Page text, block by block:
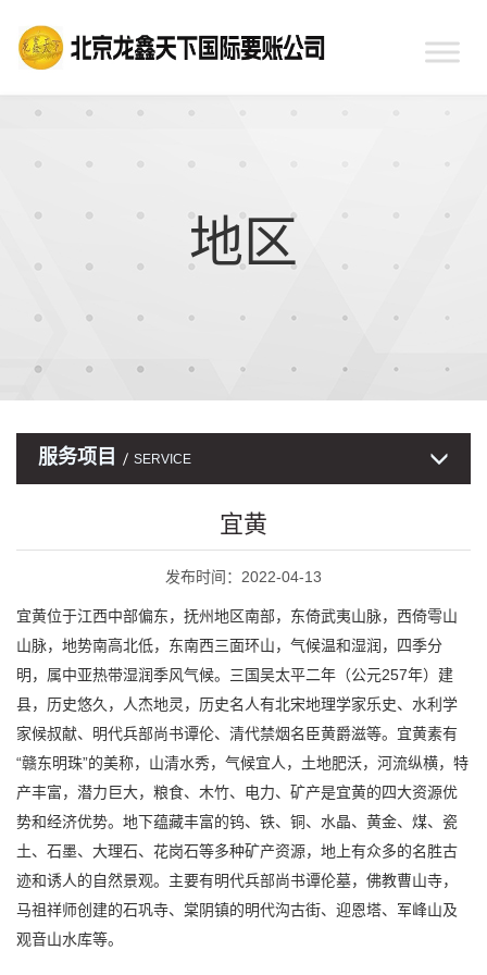
地区
服务项目 SERVICE
宜黄
发布时间：2022-04-13
宜黄位于江西中部偏东，抚州地区南部，东倚武夷山脉，西倚雩山
山脉，地势南高北低，东南西三面环山，气候温和湿润，四季分
明，属中亚热带湿润季风气候。三国吴太平二年（公元257年）建
县，历史悠久，人杰地灵，历史名人有北宋地理学家乐史、水利学
家候叔献、明代兵部尚书谭伦、清代禁烟名臣黄爵滋等。宜黄素有
“赣东明珠”的美称，山清水秀，气候宜人，土地肥沃，河流纵横，特
产丰富，潜力巨大，粮食、木竹、电力、矿产是宜黄的四大资源优
势和经济优势。地下蕴藏丰富的钨、铁、铜、水晶、黄金、煤、瓷
土、石墨、大理石、花岗石等多种矿产资源，地上有众多的名胜古
迹和诱人的自然景观。主要有明代兵部尚书谭伦墓，佛教曹山寺，
马祖祥师创建的石巩寺、棠阴镇的明代沟古街、迎恩塔、军峰山及
观音山水库等。